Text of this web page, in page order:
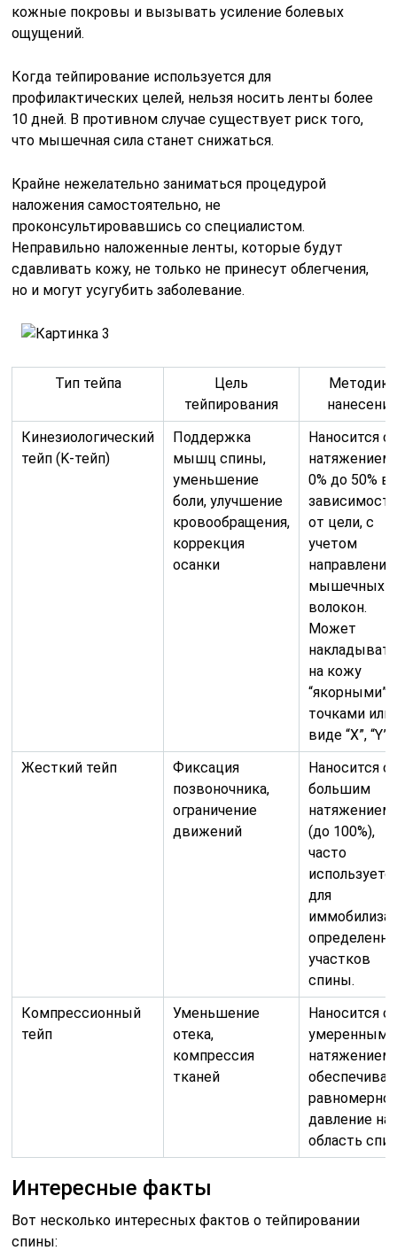
кожные покровы и вызывать усиление болевых
ощущений.
Когда тейпирование используется для
профилактических целей, нельзя носить ленты более
10 дней. В противном случае существует риск того,
что мышечная сила станет снижаться.
Крайне нежелательно заниматься процедурой
наложения самостоятельно, не
проконсультировавшись со специалистом.
Неправильно наложенные ленты, которые будут
сдавливать кожу, не только не принесут облегчения,
но и могут усугубить заболевание.
Тип тейпа
Цель
тейпирования
Методика
нанесения
Кинезиологический
тейп (K-тейп)
Поддержка
мышц спины,
уменьшение
боли, улучшение
кровообращения,
коррекция
осанки
Наносится с
натяжением
0% до 50% в
от цели, с
учетом
направления
мышечных
волокон.
Может
на кожу
“якорными”
точками или
виде “Х”, “Y”,
Жесткий тейп
Фиксация
позвоночника,
ограничение
движений
Наносится с
большим
натяжением
(до 100%),
часто
для
участков
спины.
Компрессионный
тейп
Уменьшение
отека,
компрессия
тканей
Наносится с
умеренным
натяжением,
давление на
область
Интересные факты
Вот несколько интересных фактов о тейпировании
спины: